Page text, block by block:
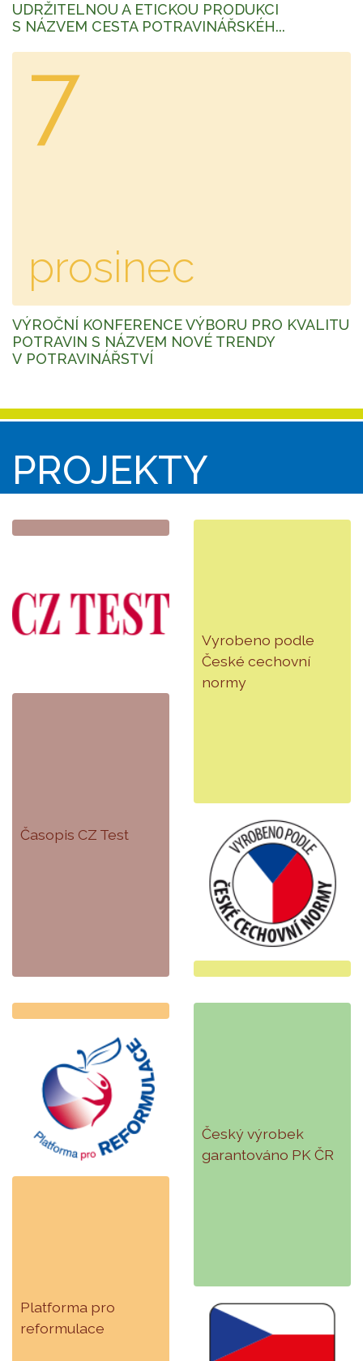
UDRŽITELNOU A ETICKOU PRODUKCI
S NÁZVEM CESTA POTRAVINÁŘSKÉH...
7
prosinec
VÝROČNÍ KONFERENCE VÝBORU PRO KVALITU
POTRAVIN S NÁZVEM NOVÉ TRENDY
V POTRAVINÁŘSTVÍ
PROJEKTY
Časopis CZ Test
Vyrobeno podle
České cechovní
normy
Platforma pro
reformulace
Český výrobek
garantováno PK ČR